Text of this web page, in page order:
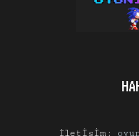
İletişim: